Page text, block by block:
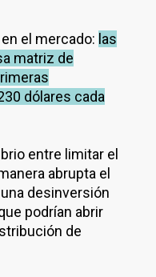
el mercado: las
matriz de
dólares cada
entre limitar el
abrupta el
desinversión
podrían abrir
de